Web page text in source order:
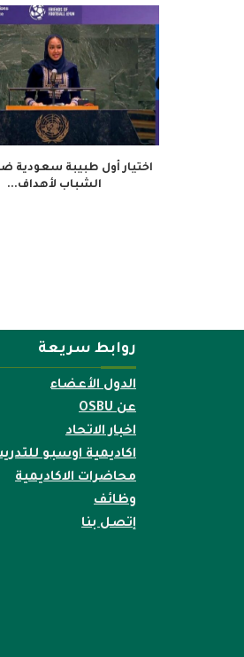
الممثلين في نيجيريا تدعو إلى
روابط سريعة
الدول الأعضاء
عن OSBU
اخبار الاتحاد
اكاديمية اوسبو
محاضرات الاكاديمية
وظائف
إتصل بنا